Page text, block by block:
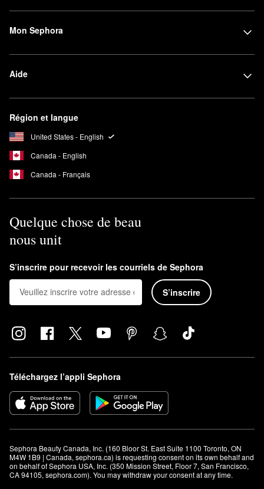
Mon Sephora
Aide
Région et langue
United States - English
Canada - English
Canada - Français
Quelque chose de beau
nous unit
S’inscrire pour recevoir les courriels de Sephora
S’inscrire
Téléchargez l’appli Sephora
Sephora Beauty Canada, Inc. (160 Bloor St. East Suite 1100 Toronto, ON
M4W 1B9 | Canada, sephora.ca) is requesting consent on its own behalf and
on behalf of Sephora USA, Inc. (350 Mission Street, Floor 7, San Francisco,
CA 94105, sephora.com). You may withdraw your consent at any time.